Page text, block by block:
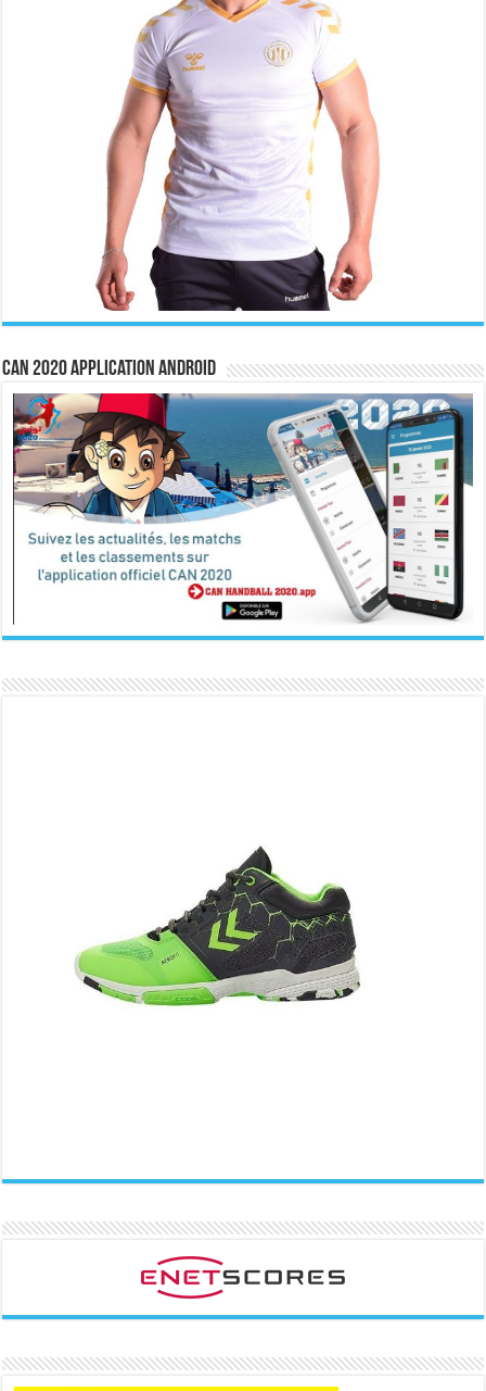
CAN 2020 Application Android